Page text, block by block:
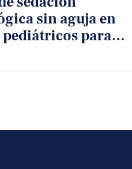
sin aguja en
pediátricos para
de imagen